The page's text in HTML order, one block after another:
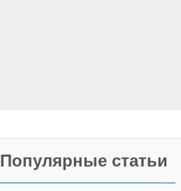
Популярные статьи